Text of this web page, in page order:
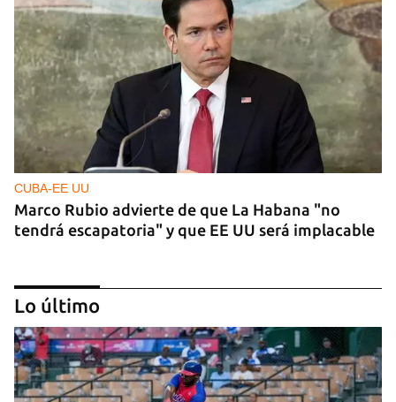
CUBA-EE UU
Marco Rubio advierte de que La Habana "no
tendrá escapatoria" y que EE UU será implacable
Lo último